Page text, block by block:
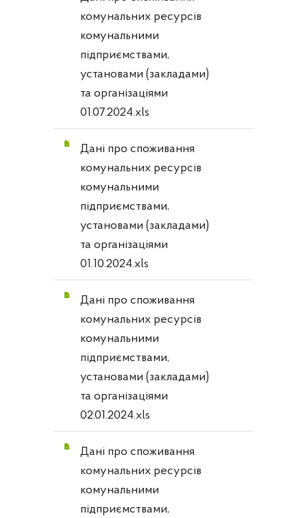
комунальних ресурсів
комунальними
підприємствами,
установами (закладами)
та організаціями
01.07.2024.xls
Дані про споживання
комунальних ресурсів
комунальними
підприємствами,
установами (закладами)
та організаціями
01.10.2024.xls
Дані про споживання
комунальних ресурсів
комунальними
підприємствами,
установами (закладами)
та організаціями
02.01.2024.xls
Дані про споживання
комунальних ресурсів
комунальними
підприємствами,